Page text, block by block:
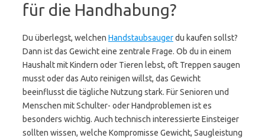
für die Handhabung?
Du überlegst, welchen Handstaubsaugerdu kaufen sollst?
Dann ist das Gewicht eine zentrale Frage. Ob du in einem
Haushalt mit Kindern oder Tieren lebst, oft Treppen saugen
musst oder das Auto reinigen willst, das Gewicht
beeinflusst die tägliche Nutzung stark. Für Senioren und
Menschen mit Schulter- oder Handproblemen ist es
besonders wichtig. Auch technisch interessierte Einsteiger
sollten wissen, welche Kompromisse Gewicht, Saugleistung